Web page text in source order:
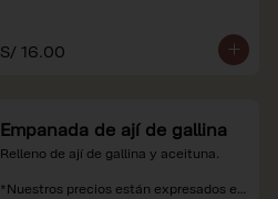
S/ 16.00
Empanada de ají de gallina
Relleno de ají de gallina y aceituna.
*Nuestros precios están expresados en